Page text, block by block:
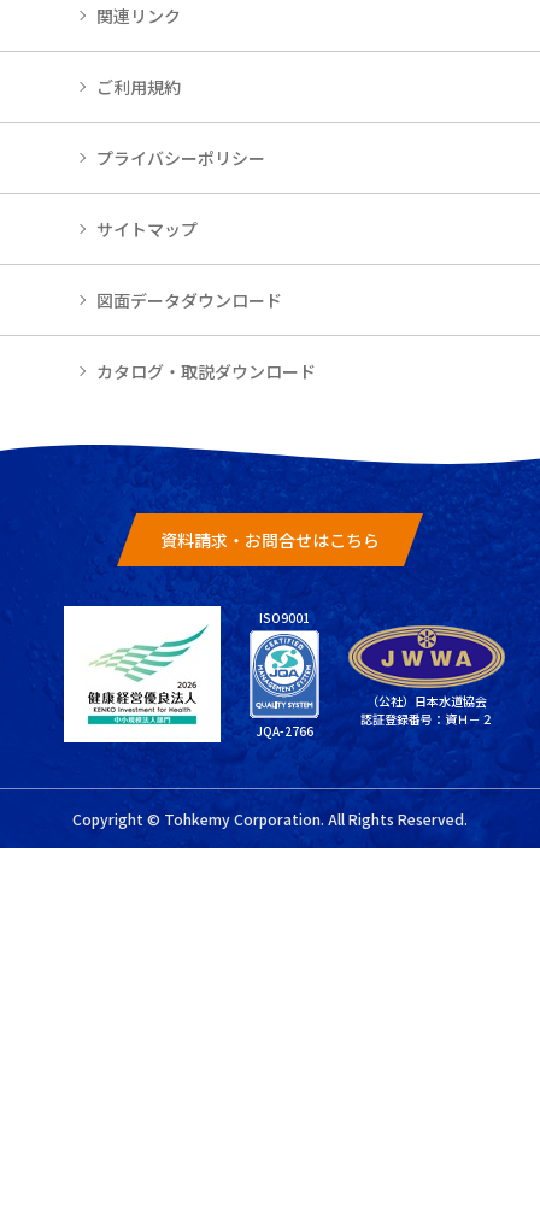
資料請求・お問合せはこちら
ISO9001
JQA-2766
（公社）日本水道協会
認証登録番号：資Ｈ－２
関連リンク
ご利用規約
プライバシーポリシー
サイトマップ
図面データダウンロード
カタログ・取説ダウンロード
Copyright © Tohkemy Corporation. All Rights Reserved.